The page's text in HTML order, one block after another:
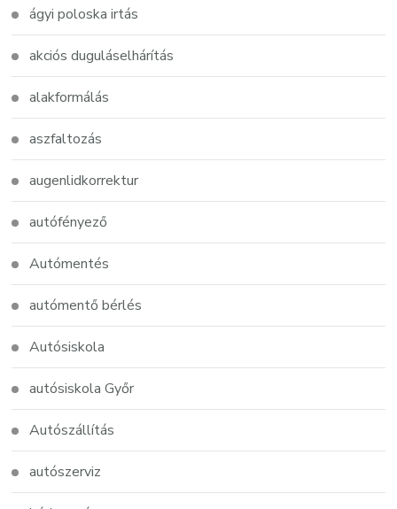
ágyi poloska irtás
akciós duguláselhárítás
alakformálás
aszfaltozás
augenlidkorrektur
autófényező
Autómentés
autómentő bérlés
Autósiskola
autósiskola Győr
Autószállítás
autószerviz